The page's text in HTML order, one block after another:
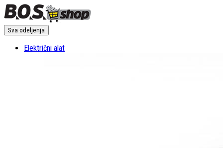
Sva odeljenja
Električni alat